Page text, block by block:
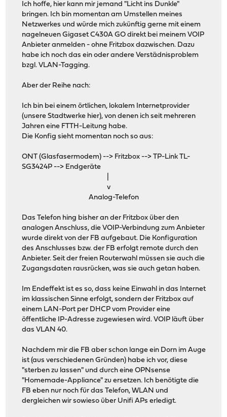
Ich hoffe, hier kann mir jemand "Licht ins Dunkle"
bringen. Ich bin momentan am Umstellen meines
Netzwerkes und würde mich zukünftig gerne mit einem
nagelneuen Gigaset C430A GO direkt bei meinem VOIP
Anbieter anmelden - ohne Fritzbox dazwischen. Dazu
habe ich noch das ein oder andere Verstädnisproblem
bzgl. VLAN-Tagging.
Aber der Reihe nach:
Ich bin bei einem örtlichen, lokalem Internetprovider
(unsere Stadtwerke hier), von denen ich seit mehreren
Jahren eine FTTH-Leitung habe.
Die Konfig sieht momentan noch so aus:
ONT (Glasfasermodem) --> Fritzbox --> TP-Link TL-
SG3424P --> Endgeräte
v
Analog-Telefon
Das Telefon hing bisher an der Fritzbox über den
analogen Anschluss, die VOIP-Verbindung zum Anbieter
wurde direkt von der FB aufgebaut. Die Konfiguration
des Anschlusses bzw. der FB erfolgt remote durch den
Anbieter. Seit der freien Routerwahl müssen sie auch die
Zugangsdaten rausrücken, was sie auch getan haben.
Im Endeffekt ist es so, dass keine Einwahl in das Internet
im klassischen Sinne erfolgt, sondern der Fritzbox auf
einem LAN-Port per DHCP vom Provider eine
öffentliche IP-Adresse zugewiesen wird. VOIP läuft über
das VLAN 40.
Nachdem mir die FB aber schon lange ein Dorn im Auge
ist (aus verschiedenen Gründen) habe ich vor, diese
"sterben zu lassen" und durch eine OPNsense
"Homemade-Appliance" zu ersetzen. Ich benötigte die
FB eben nur noch für das Telefon, WLAN und
dergleichen wir sowieso über Unifi APs erledigt.